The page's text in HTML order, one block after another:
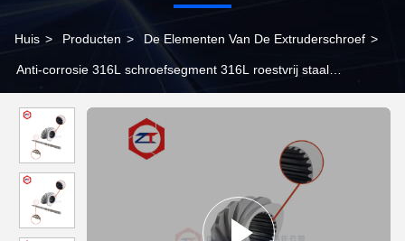
Huis > Producten > De Elementen Van De Extruderschroef >
Anti-corrosie 316L schroefsegment 316L roestvrij staal